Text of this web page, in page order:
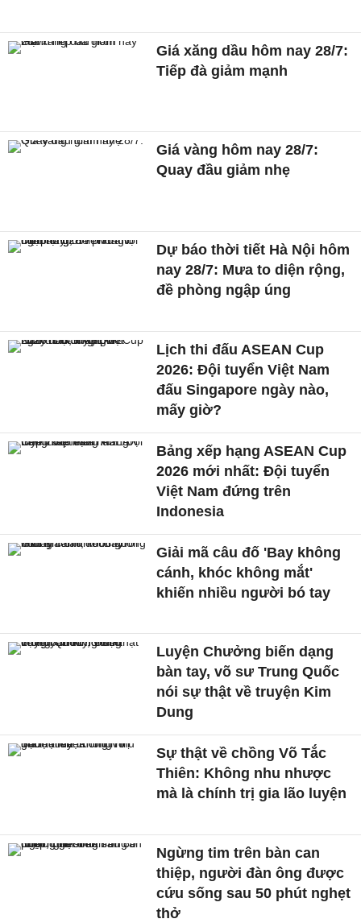
Giá xăng dầu hôm nay 28/7:
Tiếp đà giảm mạnh
Giá vàng hôm nay 28/7:
Quay đầu giảm nhẹ
Dự báo thời tiết Hà Nội hôm
nay 28/7: Mưa to diện rộng,
đề phòng ngập úng
Lịch thi đấu ASEAN Cup
2026: Đội tuyển Việt Nam
đấu Singapore ngày nào,
mấy giờ?
Bảng xếp hạng ASEAN Cup
2026 mới nhất: Đội tuyển
Việt Nam đứng trên
Indonesia
Giải mã câu đố 'Bay không
cánh, khóc không mắt'
khiến nhiều người bó tay
Luyện Chưởng biến dạng
bàn tay, võ sư Trung Quốc
nói sự thật về truyện Kim
Dung
Sự thật về chồng Võ Tắc
Thiên: Không nhu nhược
mà là chính trị gia lão luyện
Ngừng tim trên bàn can
thiệp, người đàn ông được
cứu sống sau 50 phút nghẹt
thở